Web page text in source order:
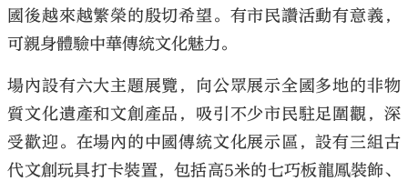
國後越來越繁榮的殷切希望。有市民讚活動有意義，
可親身體驗中華傳統文化魅力。
場內設有六大主題展覽，向公眾展示全國多地的非物
質文化遺產和文創產品，吸引不少市民駐足圍觀，深
受歡迎。在場內的中國傳統文化展示區，設有三組古
代文創玩具打卡裝置，包括高5米的七巧板龍鳳裝飾、